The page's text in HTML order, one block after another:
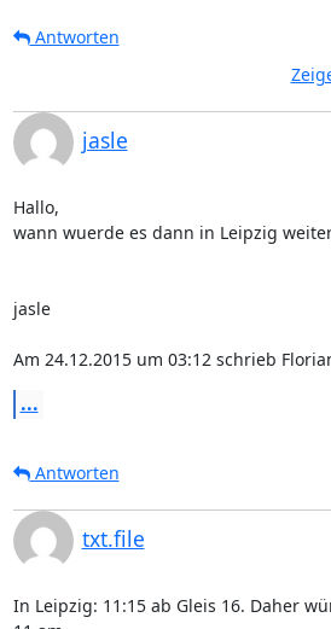
Antworten
jasle
Hallo,
wann wuerde es dann in Leipzig
jasle
Am 24.12.2015 um 03:12 schrieb
...
Antworten
txt.file
In Leipzig: 11:15 ab Gleis 16. Daher